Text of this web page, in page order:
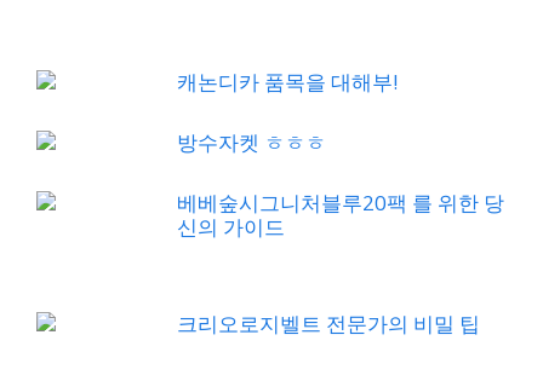
캐논디카 품목을 대해부!
방수자켓 ㅎㅎㅎ
베베숲시그니처블루20팩 를 위한 당
신의 가이드
크리오로지벨트 전문가의 비밀 팁